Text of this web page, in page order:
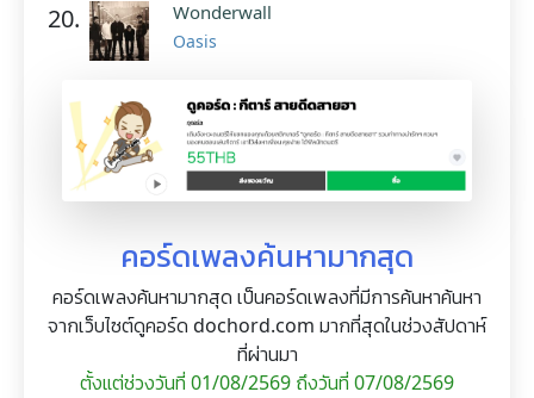
20. Wonderwall
Oasis
คอร์ดเพลงค้นหามากสุด
คอร์ดเพลงค้นหามากสุด เป็นคอร์ดเพลงที่มีการค้นหาค้นหา
จากเว็บไซต์ดูคอร์ด dochord.com มากที่สุดในช่วงสัปดาห์
ที่ผ่านมา
ตั้งแต่ช่วงวันที่ 01/08/2569 ถึงวันที่ 07/08/2569